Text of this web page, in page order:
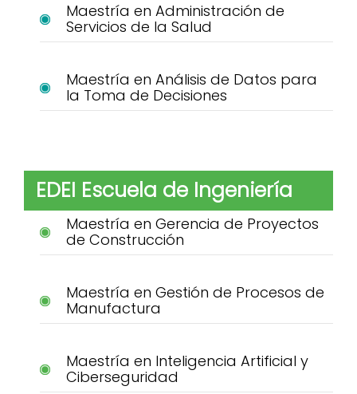
Maestría en Administración de
Servicios de la Salud
Maestría en Análisis de Datos para
la Toma de Decisiones
EDEI Escuela de Ingeniería
Maestría en Gerencia de Proyectos
de Construcción
Maestría en Gestión de Procesos de
Manufactura
Maestría en Inteligencia Artificial y
Ciberseguridad